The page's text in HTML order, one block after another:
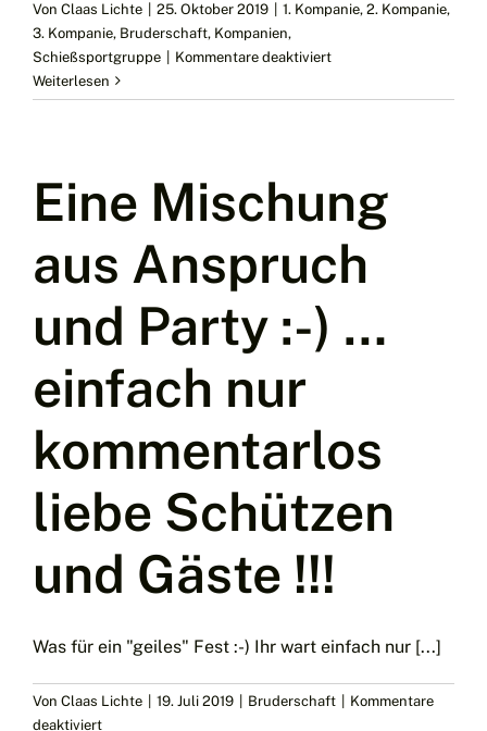
Von Claas Lichte | 25. Oktober 2019 | 1. Kompanie, 2. Kompanie,
3. Kompanie, Bruderschaft, Kompanien,
Schießsportgruppe | Kommentare deaktiviertfür
BEIRAT
Schützen,
engagiert
euch
bei
Halle“
Weiterlesen
Eine Mischung
aus Anspruch
und Party :-) …
einfach nur
kommentarlos
liebe Schützen
und Gäste !!!
Was für ein "geiles" Fest :-) Ihr wart einfach nur [...]
Von Claas Lichte | 19. Juli 2019 | Bruderschaft | Kommentare
deaktiviertfür